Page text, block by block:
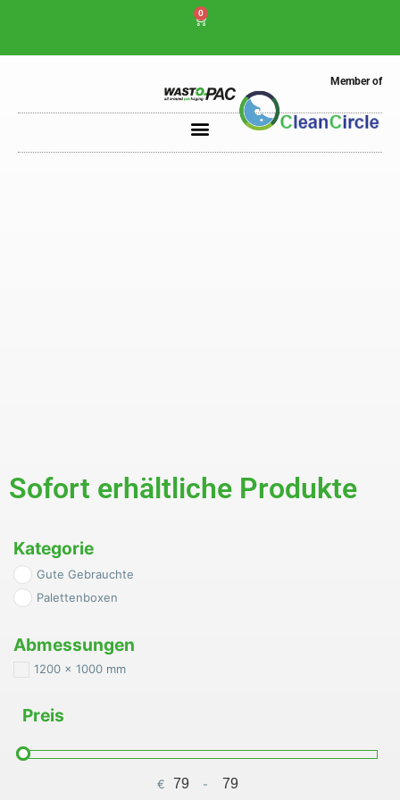
0
Member of
Sofort erhältliche Produkte
Kategorie
Gute Gebrauchte
Palettenboxen
Abmessungen
1200 x 1000 mm
Preis
€ Minimum Price
-Maximum Price